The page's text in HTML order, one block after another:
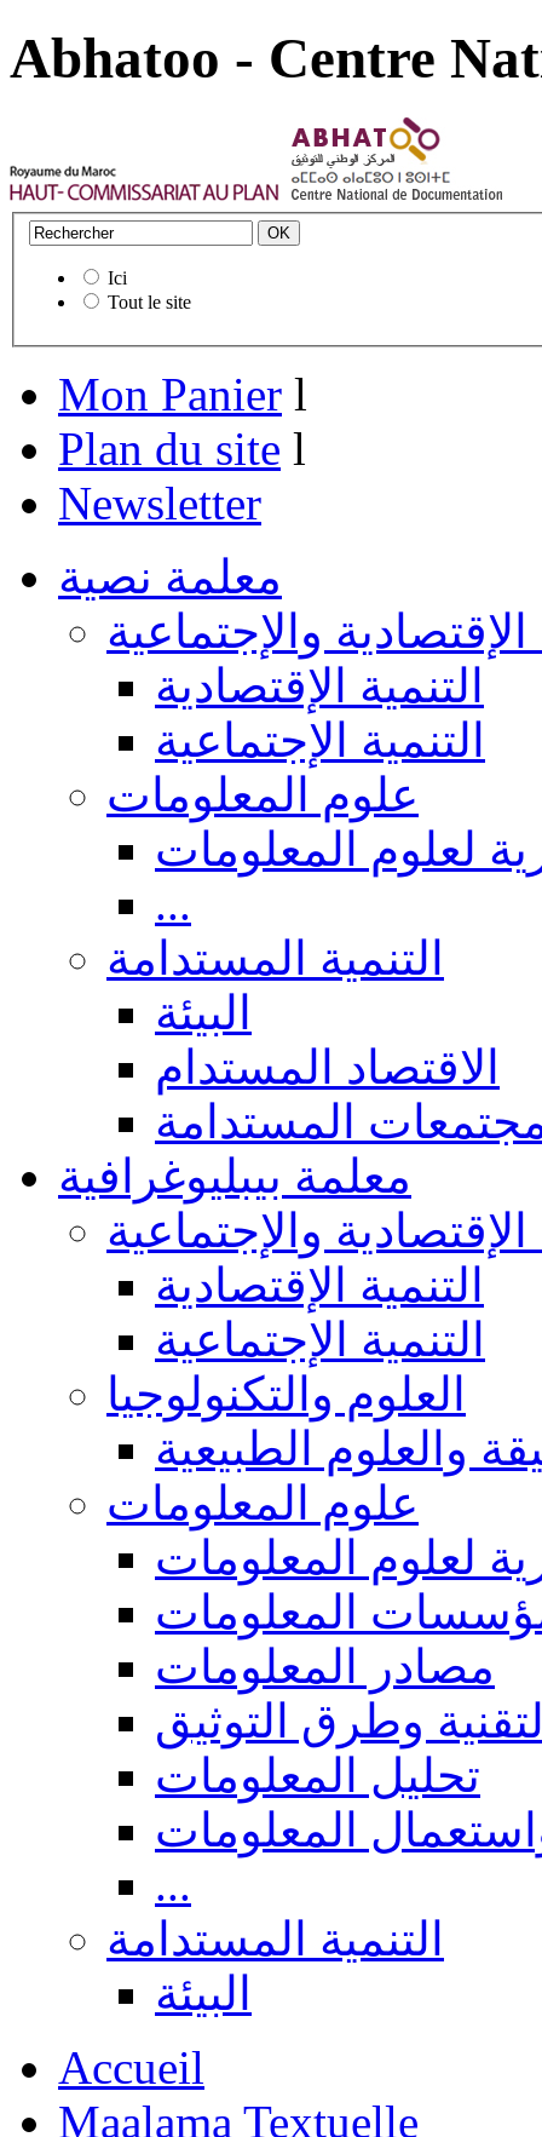
Abhatoo - Centre
Ici
Tout le site
Mon Panier l
Plan du site l
Newsletter
معلمة نصية
الإقتصادية والإجتماعية
التنمية الإقتصادية
التنمية الإجتماعية
علوم المعلومات
لعلوم المعلومات
...
التنمية المستدامة
البيئة
الاقتصاد المستدام
المستدامة
معلمة بيبليوغرافية
الإقتصادية والإجتماعية
التنمية الإقتصادية
التنمية الإجتماعية
العلوم والتكنولوجيا
والعلوم الطبيعية
علوم المعلومات
لعلوم المعلومات
المعلومات
مصادر المعلومات
وطرق التوثيق
تحليل المعلومات
المعلومات
...
التنمية المستدامة
البيئة
Accueil
Maalama Textuelle